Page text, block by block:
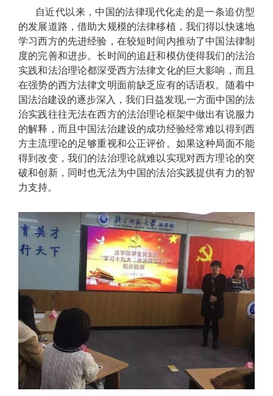
自近代以来，中国的法律现代化走的是一条追仿型
的发展道路，借助大规模的法律移植，我们得以快速地
学习西方的先进经验，在较短时间内推动了中国法律制
度的完善和进步。长时间的追赶和模仿使得我们的法治
实践和法治理论都深受西方法律文化的巨大影响，而且
在强势的西方法律文明面前缺乏应有的话语权。随着中
国法治建设的逐步深入，我们日益发现,一方面中国的法
治实践往往无法在西方的法治理论框架中做出有说服力
的解释，而且中国法治建设的成功经验经常难以得到西
方主流理论的足够重视和公正评价。如果这种局面不能
得到改变，我们的法治理论就难以实现对西方理论的突
破和创新，同时也无法为中国的法治实践提供有力的智
力支持。